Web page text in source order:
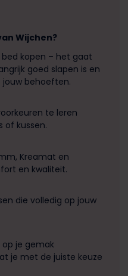
Wijchen?
bed kopen – het gaat
goed slapen is en
jouw behoeften.
te leren
of kussen.
Kreamat en
en kwaliteit.
die volledig op jouw
op je gemak
je met de juiste keuze